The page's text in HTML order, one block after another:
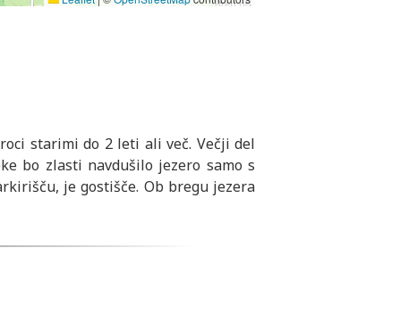
starimi do 2 leti ali več. Večji del
bo zlasti navdušilo jezero samo s
je gostišče. Ob bregu jezera